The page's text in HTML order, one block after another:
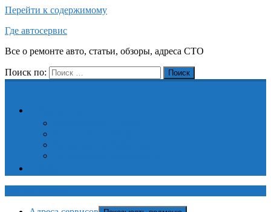
Перейти к содержимому
Где автосервис
Все о ремонте авто, статьи, обзоры, адреса СТО
Поиск по: Поиск